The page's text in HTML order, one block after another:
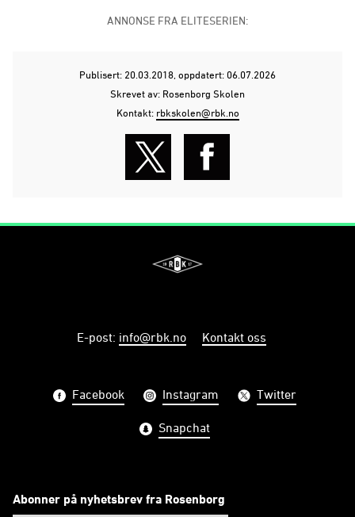
ANNONSE FRA ELITESERIEN:
Publisert: 20.03.2018 , oppdatert: 06.07.2026
Skrevet av: Rosenborg Skolen
Kontakt: rbkskolen@rbk.no
E-post: info@rbk.no Kontakt oss
Facebook Instagram Twitter
Snapchat
Abonner på nyhetsbrev fra Rosenborg